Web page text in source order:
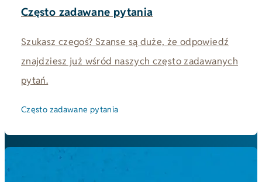
Często zadawane pytania
Szukasz czegoś? Szanse są duże, że odpowiedź
znajdziesz już wśród naszych często zadawanych
pytań.
Często zadawane pytania